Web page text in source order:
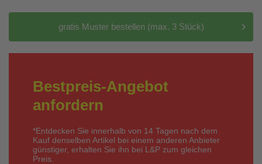
gratis Muster bestellen (max. 3 Stück)
Bestpreis-Angebot
anfordern
*Entdecken Sie innerhalb von 14 Tagen nach dem
Kauf denselben Artikel bei einem anderen Anbieter
günstiger, erhalten Sie ihn bei L&P zum gleichen
Preis.